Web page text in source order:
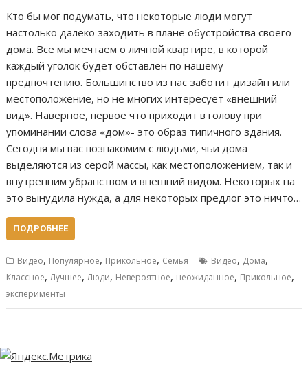
Кто бы мог подумать, что некоторые люди могут
настолько далеко заходить в плане обустройства своего
дома. Все мы мечтаем о личной квартире, в которой
каждый уголок будет обставлен по нашему
предпочтению. Большинство из нас заботит дизайн или
местоположение, но не многих интересует «внешний
вид». Наверное, первое что приходит в голову при
упоминании слова «дом»- это образ типичного здания.
Сегодня мы вас познакомим с людьми, чьи дома
выделяются из серой массы, как местоположением, так и
внутренним убранством и внешний видом. Некоторых на
это вынудила нужда, а для некоторых предлог это ничто…
ПОДРОБНЕЕ
Видео, Популярное, Прикольное, Семья Видео, Дома,
Классное,Лучшее,Люди, Невероятное, неожиданное, Прикольное,
эксперименты